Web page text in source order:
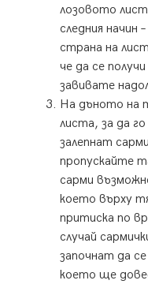
лозовото
следния начин
страна на
че да се
завивате
На дъното на
листа, за да
залепнат
пропускайте
сарми
което върху
притиска по
случай
започнат да
което ще